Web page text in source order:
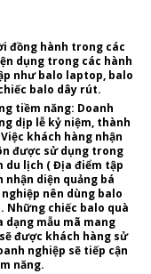
đồng hành trong các
dụng trong các hành
như balo laptop, balo
balo dây rút.
tiềm năng: Doanh
dịp lễ kỷ niệm, thành
khách hàng nhận
được sử dụng trong
du lịch ( Địa điểm tập
diện quảng bá
nên dùng balo
Những chiếc balo quà
mẫu mã mang
được khách hàng sử
nghiệp sẽ tiếp cận
năng.